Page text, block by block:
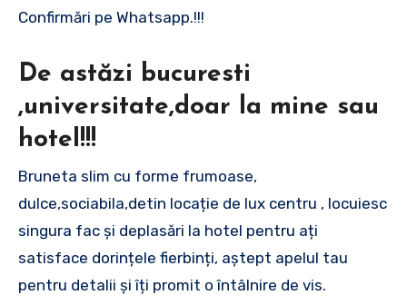
Confirmări pe Whatsapp.!!!
De astăzi bucuresti
,universitate,doar la mine sau
hotel!!!
Bruneta slim cu forme frumoase,
dulce,sociabila,detin locație de lux centru , locuiesc
singura fac și deplasări la hotel pentru ați
satisface dorințele fierbinți, aștept apelul tau
pentru detalii și îți promit o întâlnire de vis.